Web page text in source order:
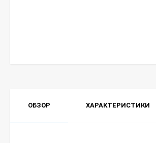
ОБЗОР ХАРАКТЕРИСТИКИ